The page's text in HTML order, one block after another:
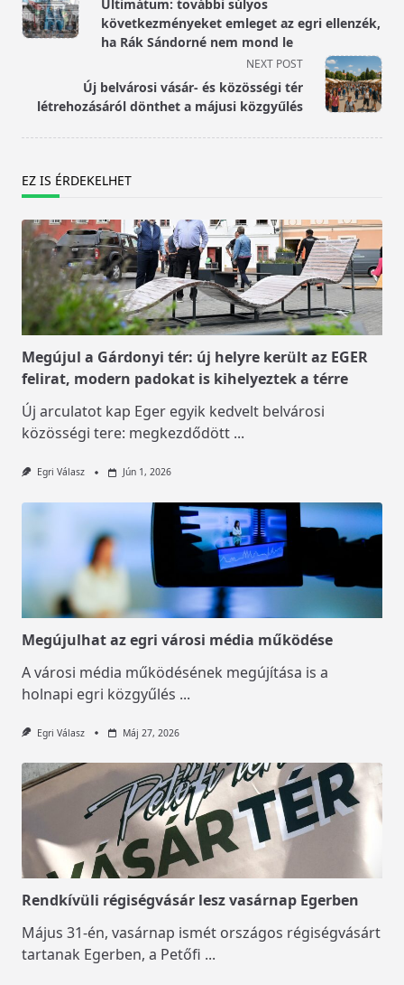
subtitle
screen-
text">Page</span>
Ultimátum: további súlyos
következményeket emleget az egri ellenzék,
ha Rák Sándorné nem mond le
NEXT POST
Új belvárosi vásár- és közösségi tér
létrehozásáról dönthet a májusi közgyűlés
EZ IS ÉRDEKELHET
Megújul a Gárdonyi tér: új helyre került az EGER
felirat, modern padokat is kihelyeztek a térre
Új arculatot kap Eger egyik kedvelt belvárosi
közösségi tere: megkezdődött ...
Egri Válasz Jún 1, 2026
Megújulhat az egri városi média működése
A városi média működésének megújítása is a
holnapi egri közgyűlés ...
Egri Válasz Máj 27, 2026
Rendkívüli régiségvásár lesz vasárnap Egerben
Május 31-én, vasárnap ismét országos régiségvásárt
tartanak Egerben, a Petőfi ...